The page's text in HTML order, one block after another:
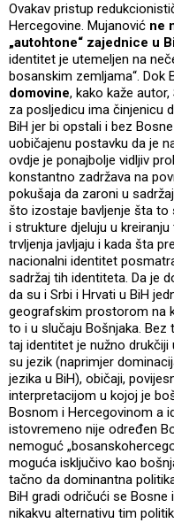
Ovakav pristup
Hercegovine. Mujanović ne
„autohtone“ zajednice u
identitet je utemeljen na
bosanskim zemljama“. Dok
domovine, kako kaže
za posljedicu ima činjenicu
BiH jer bi opstali i bez
uobičajenu postavku da je
ovdje je ponajbolje vidljiv
konstantno zadržava na
pokušaja da zaroni u
što izostaje bavljenje šta to
i strukture djeluju u
trvljenja javljaju i kada šta
nacionalni identitet
sadržaj tih identiteta. Da je
da su i Srbi i Hrvati u BiH
geografskim prostorom na
to i u slučaju Bošnjaka.
taj identitet je nužno
su jezik (naprimjer
jezika u BiH), običaji,
interpretacijom u kojoj je
Bosnom i Hercegovinom a
istovremeno nije određen
nemoguć
moguća isključivo kao
tačno da dominantna
BiH gradi odričući se Bosne
nikakvu alternativu tim